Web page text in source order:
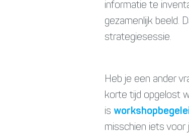
informatie te
gezamenlijk beeld.
strategiesessie.
Heb je een ander
korte tijd opgelost
is
misschien iets voor